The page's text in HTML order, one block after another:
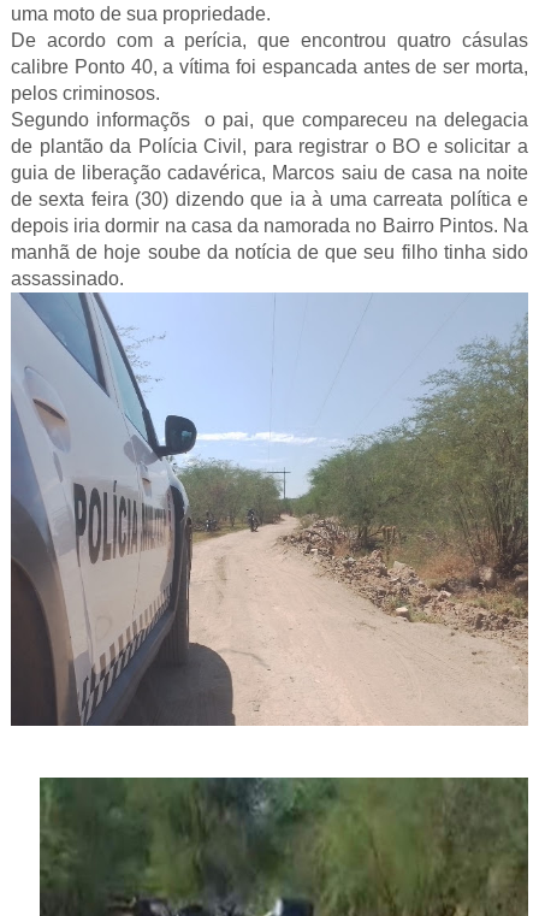
uma moto de sua propriedade.
De acordo com a perícia, que encontrou quatro cásulas
calibre Ponto 40, a vítima foi espancada antes de ser morta,
pelos criminosos.
Segundo informaçõs o pai, que compareceu na delegacia
de plantão da Polícia Civil, para registrar o BO e solicitar a
guia de liberação cadavérica, Marcos saiu de casa na noite
de sexta feira (30) dizendo que ia à uma carreata política e
depois iria dormir na casa da namorada no Bairro Pintos. Na
manhã de hoje soube da notícia de que seu filho tinha sido
assassinado.